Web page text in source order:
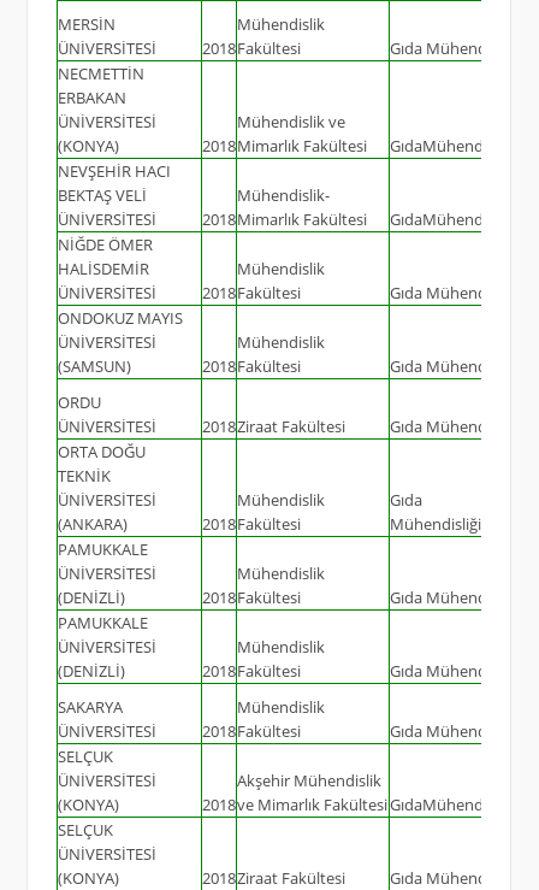
MERSİN
ÜNİVERSİTESİ
2018
Mühendislik
Fakültesi
Gıda Mühendisliği
NECMETTİN
ERBAKAN
ÜNİVERSİTESİ
(KONYA)
2018
Mühendislik ve
Mimarlık Fakültesi
GıdaMühendisliği
NEVŞEHİR HACI
BEKTAŞ VELİ
ÜNİVERSİTESİ
2018
Mühendislik-
Mimarlık Fakültesi
GıdaMühendisliği
NİĞDE ÖMER
HALİSDEMİR
ÜNİVERSİTESİ
2018
Mühendislik
Fakültesi
Gıda Mühendisliği
ONDOKUZ MAYIS
ÜNİVERSİTESİ
(SAMSUN)
2018
Mühendislik
Fakültesi
Gıda Mühendisliği
ORDU
ÜNİVERSİTESİ
2018Ziraat Fakültesi
Gıda Mühendisliği
ORTA DOĞU
TEKNİK
ÜNİVERSİTESİ
(ANKARA)
2018
Mühendislik
Fakültesi
Gıda
PAMUKKALE
ÜNİVERSİTESİ
(DENİZLİ)
2018
Mühendislik
Fakültesi
Gıda Mühendisliği
PAMUKKALE
ÜNİVERSİTESİ
(DENİZLİ)
2018
Mühendislik
Fakültesi
Gıda Mühendisliği
SAKARYA
ÜNİVERSİTESİ
2018
Mühendislik
Fakültesi
Gıda Mühendisliği
SELÇUK
ÜNİVERSİTESİ
(KONYA)
2018
Akşehir Mühendislik
ve Mimarlık FakültesiGıdaMühendisliği
SELÇUK
ÜNİVERSİTESİ
(KONYA)
2018Ziraat Fakültesi Gıda Mühendisliği